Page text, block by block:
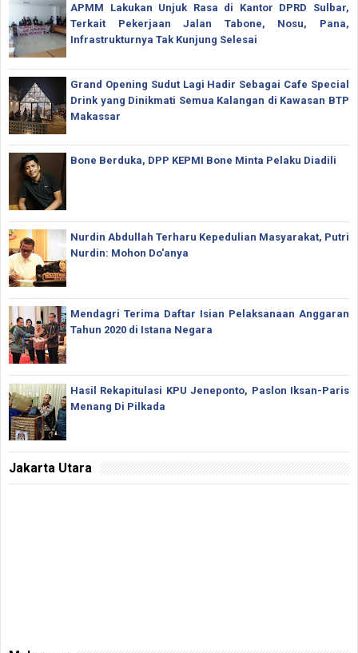
APMM Lakukan Unjuk Rasa di Kantor DPRD Sulbar,
Terkait Pekerjaan Jalan Tabone, Nosu, Pana,
Infrastrukturnya Tak Kunjung Selesai
Grand Opening Sudut Lagi Hadir Sebagai Cafe Special
Drink yang Dinikmati Semua Kalangan di Kawasan BTP
Makassar
Bone Berduka, DPP KEPMI Bone Minta Pelaku Diadili
Nurdin Abdullah Terharu Kepedulian Masyarakat, Putri
Nurdin: Mohon Do'anya
Mendagri Terima Daftar Isian Pelaksanaan Anggaran
Tahun 2020 di Istana Negara
Hasil Rekapitulasi KPU Jeneponto, Paslon Iksan-Paris
Menang Di Pilkada
Jakarta Utara